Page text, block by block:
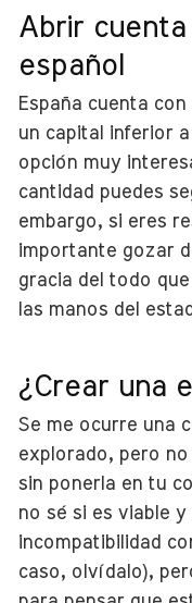
Abrir
español
España cuenta
un capital inferior
opción muy
cantidad puedes
embargo, si eres
importante gozar
gracia del todo
las manos del
¿Crear una
Se me ocurre una
explorado, pero
sin ponerla en tu
no sé si es viable
incompatibilidad
caso, olvídalo),